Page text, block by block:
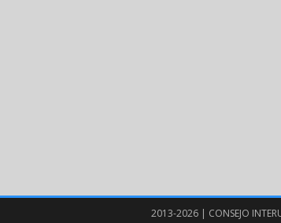
2013-2026 | CONSEJO